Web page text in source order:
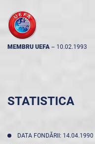
MEMBRU UEFA -- 10.02.1993
STATISTICA
DATA FONDĂRII: 14.04.1990